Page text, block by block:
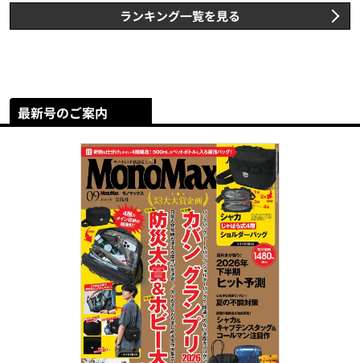
ランキング一覧を見る
最新号のご案内